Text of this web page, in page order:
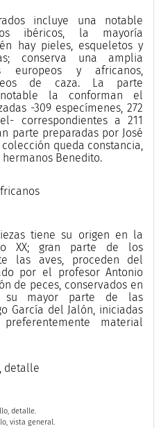
incluye una notable
ibéricos, la mayoría
hay pieles, esqueletos y
conserva una amplia
europeos y africanos,
de caza. La parte
la conforman el
-309 especímenes, 272
correspondientes a 211
parte preparadas por José
queda constancia,
Benedito.
tiene su origen en la
XX; gran parte de los
las aves, proceden del
por el profesor Antonio
de peces, conservados en
su mayor parte de las
García del Jalón, iniciadas
material
detalle.
vista general.